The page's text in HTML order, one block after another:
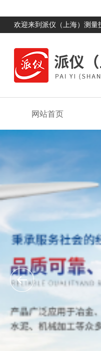
欢迎来到派仪（上海）测量
网站首页